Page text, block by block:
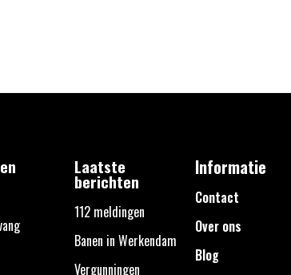
Laatste
berichten
112 meldingen
Banen in Werkendam
Vergunningen
Informatie
Contact
Over ons
Blog